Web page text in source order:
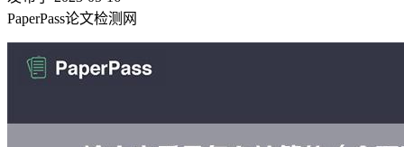
PaperPass论文检测网